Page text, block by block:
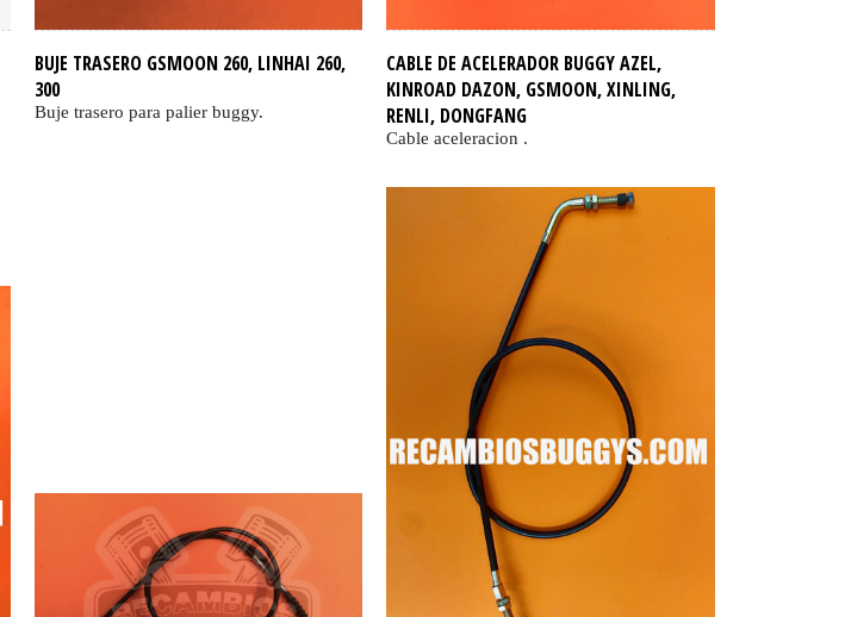
BUJE TRASERO GSMOON 260, LINHAI 260,
300
Buje trasero para palier buggy.
CABLE DE ACELERADOR BUGGY AZEL,
KINROAD DAZON, GSMOON, XINLING,
RENLI, DONGFANG
Cable aceleracion .